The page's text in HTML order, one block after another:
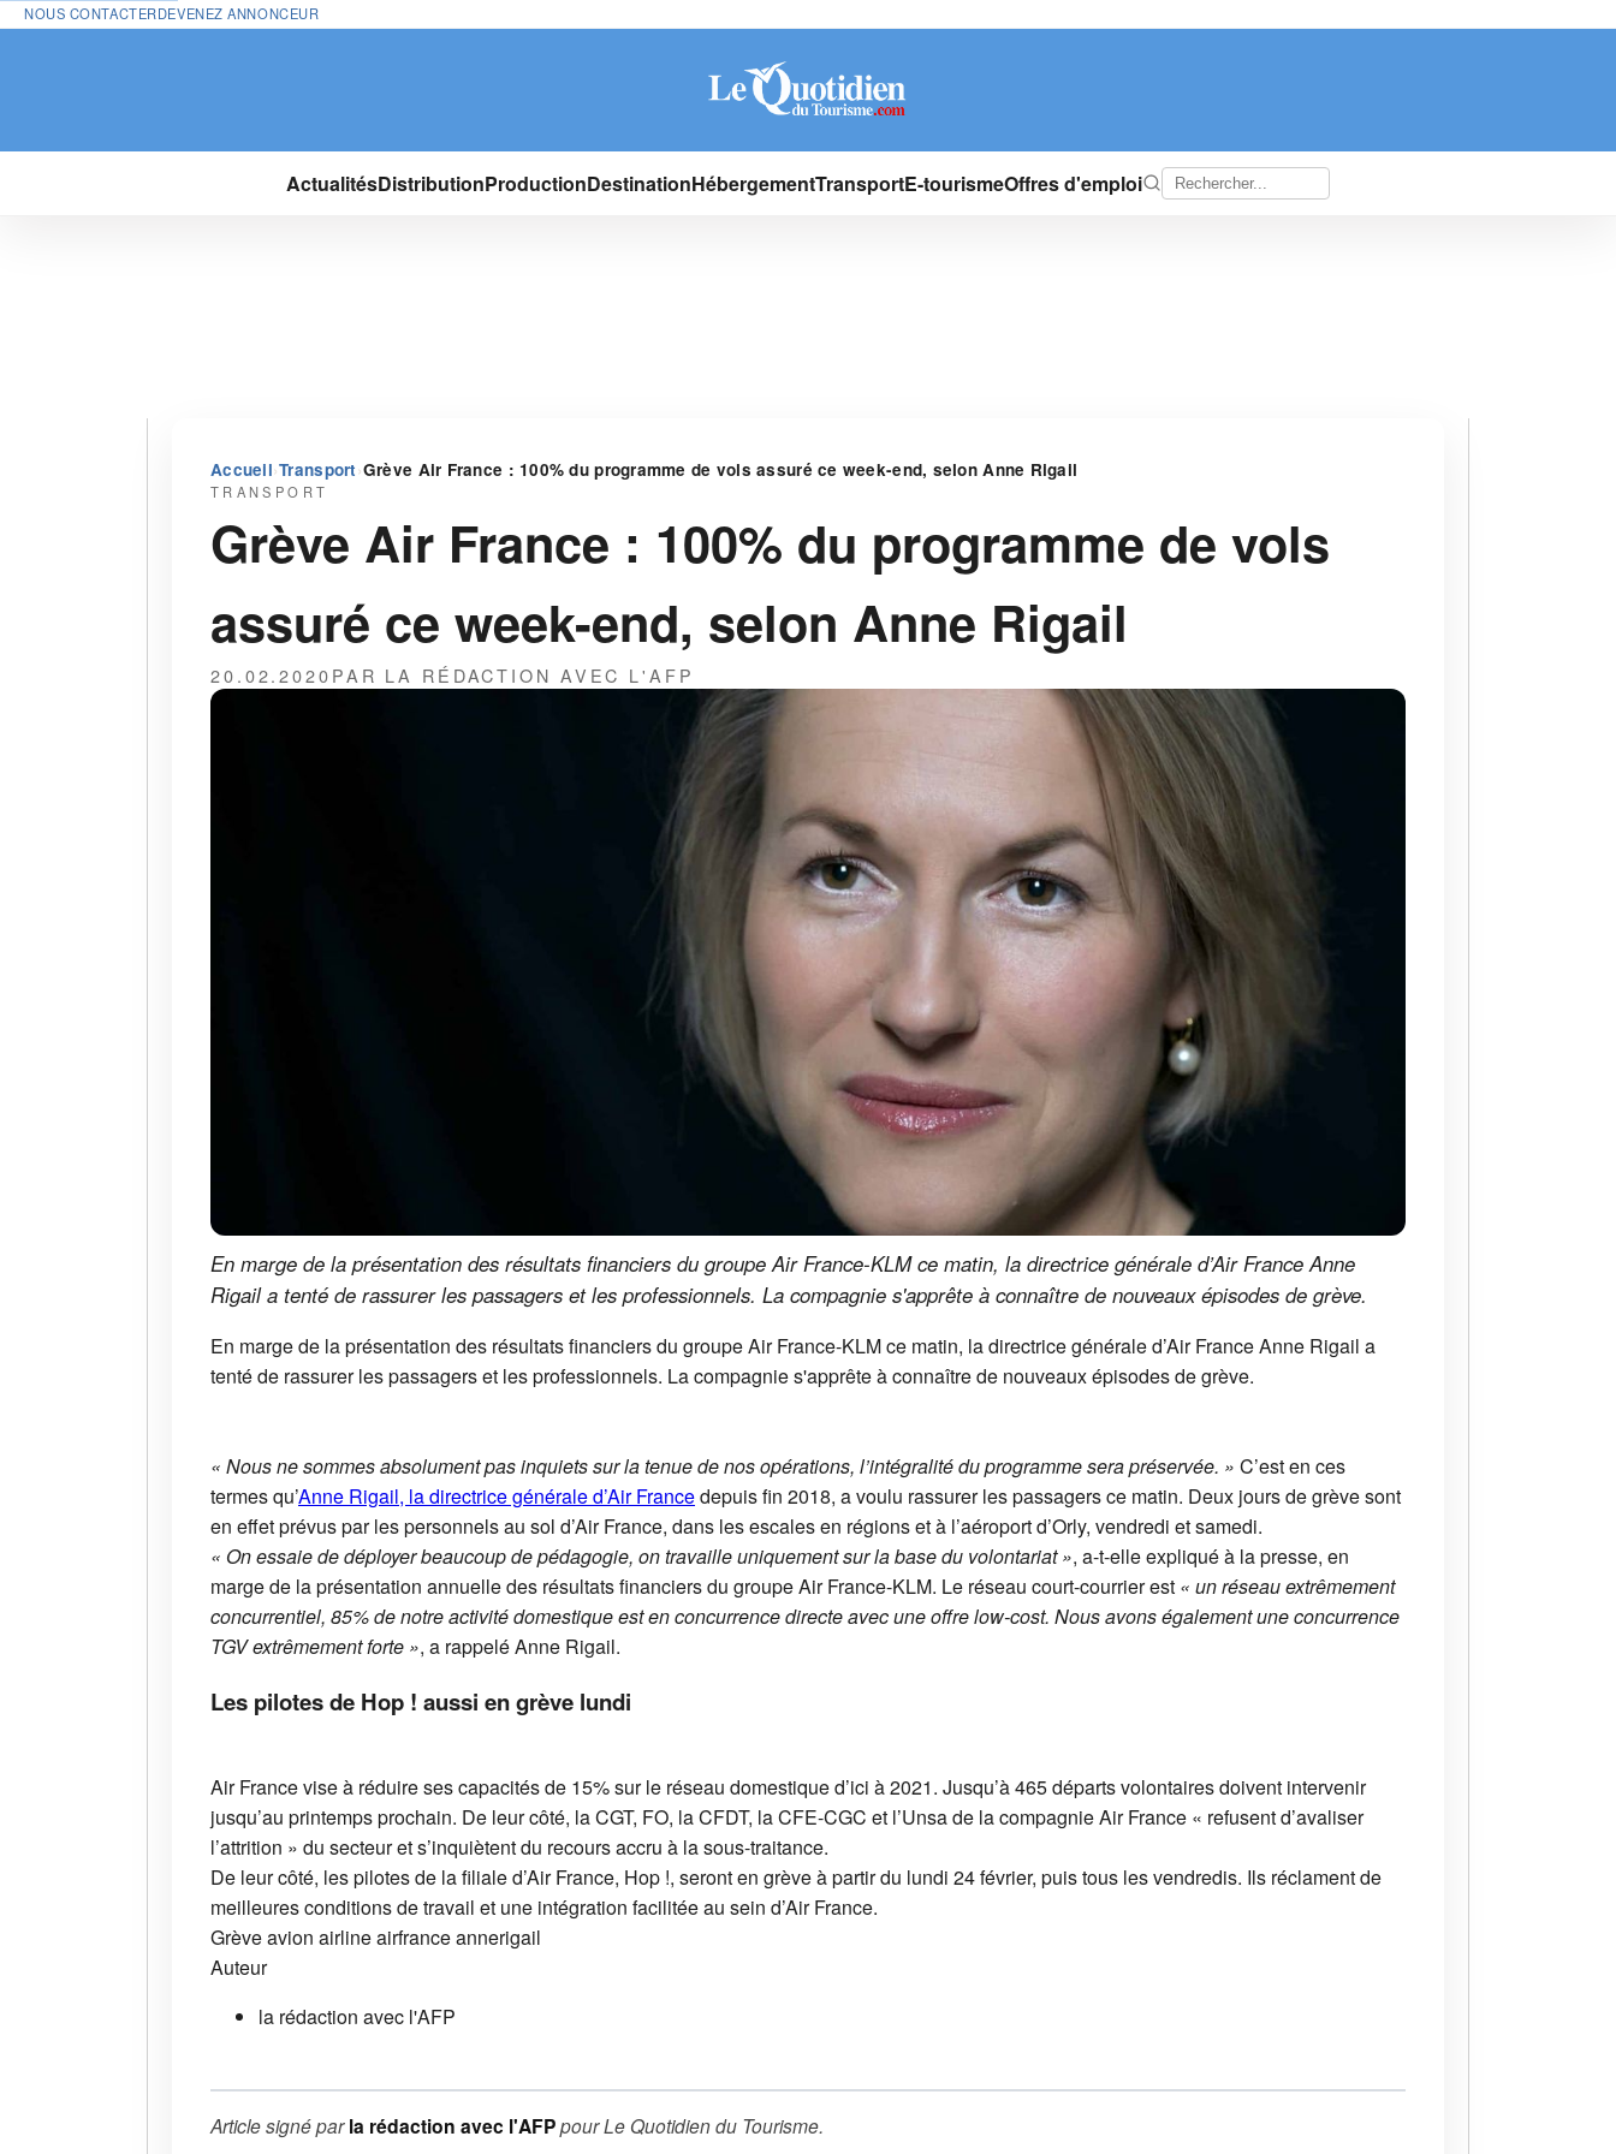
NOUS CONTACTERDEVENEZ ANNONCEUR
ActualitésDistributionProductionDestinationHébergementTransportE-tourismeOffres d'emploi
Accueil›Transport ›Grève Air France : 100% du programme de vols assuré ce week-end, selon Anne Rigail
TRANSPORT
Grève Air France : 100% du programme de vols
assuré ce week-end, selon Anne Rigail
20.02.2020PAR LA RÉDACTION AVEC L'AFP
En marge de la présentation des résultats financiers du groupe Air France-KLM ce matin, la directrice générale d’Air France Anne
Rigail a tenté de rassurer les passagers et les professionnels. La compagnie s'apprête à connaître de nouveaux épisodes de grève.
En marge de la présentation des résultats financiers du groupe Air France-KLM ce matin, la directrice générale d’Air France Anne Rigail a
tenté de rassurer les passagers et les professionnels. La compagnie s'apprête à connaître de nouveaux épisodes de grève.
« Nous ne sommes absolument pas inquiets sur la tenue de nos opérations, l’intégralité du programme sera préservée. » C’est en ces
termes qu’Anne Rigail, la directrice générale d’Air Francedepuis fin 2018, a voulu rassurer les passagers ce matin. Deux jours de grève sont
en effet prévus par les personnels au sol d’Air France, dans les escales en régions et à l’aéroport d’Orly, vendredi et samedi.
« On essaie de déployer beaucoup de pédagogie, on travaille uniquement sur la base du volontariat », a-t-elle expliqué à la presse, en
marge de la présentation annuelle des résultats financiers du groupe Air France-KLM. Le réseau court-courrier est « un réseau extrêmement
concurrentiel, 85% de notre activité domestique est en concurrence directe avec une offre low-cost. Nous avons également une concurrence
TGV extrêmement forte », a rappelé Anne Rigail.
Les pilotes de Hop ! aussi en grève lundi
Air France vise à réduire ses capacités de 15% sur le réseau domestique d’ici à 2021. Jusqu’à 465 départs volontaires doivent intervenir
jusqu’au printemps prochain. De leur côté, la CGT, FO, la CFDT, la CFE-CGC et l’Unsa de la compagnie Air France « refusent d’avaliser
l’attrition » du secteur et s’inquiètent du recours accru à la sous-traitance.
De leur côté, les pilotes de la filiale d’Air France, Hop !, seront en grève à partir du lundi 24 février, puis tous les vendredis. Ils réclament de
meilleures conditions de travail et une intégration facilitée au sein d’Air France.
Grèveavion airlineairfranceannerigail
Auteur
la rédaction avec l'AFP
Article signé parla rédaction avec l'AFPpourLe Quotidien du Tourisme.